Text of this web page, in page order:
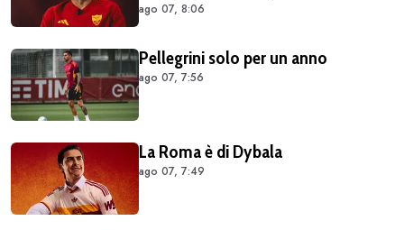
ago 07, 8:06
Pellegrini solo per un anno
ago 07, 7:56
La Roma è di Dybala
ago 07, 7:49